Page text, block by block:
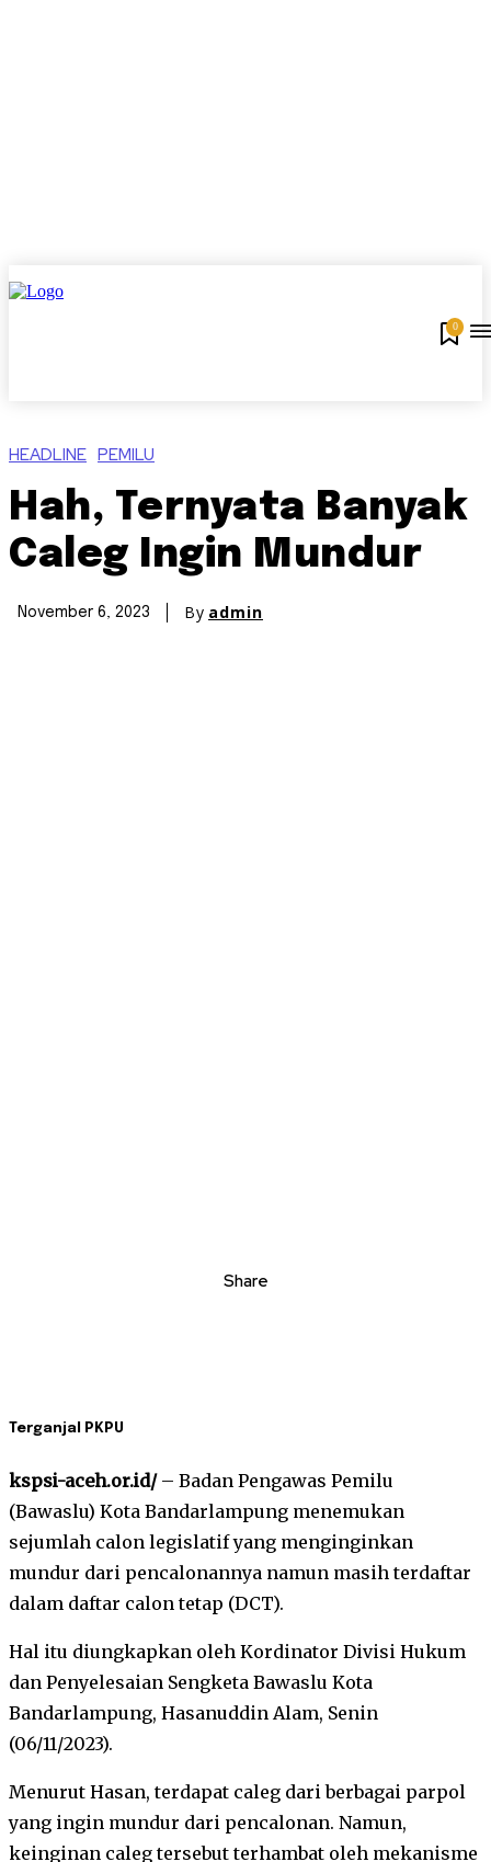
0
HEADLINE PEMILU
Hah, Ternyata Banyak
Caleg Ingin Mundur
November 6, 2023 By admin
Share
Terganjal PKPU
kspsi-aceh.or.id/– Badan Pengawas Pemilu
(Bawaslu) Kota Bandarlampung menemukan
sejumlah calon legislatif yang menginginkan
mundur dari pencalonannya namun masih terdaftar
dalam daftar calon tetap (DCT).
Hal itu diungkapkan oleh Kordinator Divisi Hukum
dan Penyelesaian Sengketa Bawaslu Kota
Bandarlampung, Hasanuddin Alam, Senin
(06/11/2023).
Menurut Hasan, terdapat caleg dari berbagai parpol
yang ingin mundur dari pencalonan. Namun,
keinginan caleg tersebut terhambat oleh mekanisme